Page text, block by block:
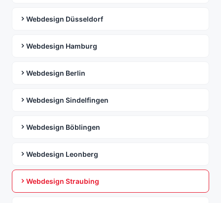
Webdesign Düsseldorf
Webdesign Hamburg
Webdesign Berlin
Webdesign Sindelfingen
Webdesign Böblingen
Webdesign Leonberg
Webdesign Straubing